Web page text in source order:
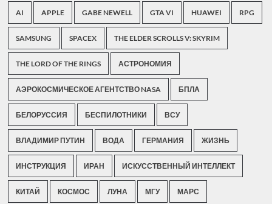
AI APPLE GABE NEWELL GTA VI HUAWEI RPG
SAMSUNG SPACEX THE ELDER SCROLLS V: SKYRIM
THE LORD OF THE RINGS АСТРОНОМИЯ
АЭРОКОСМИЧЕСКОЕ АГЕНТСТВО NASA БПЛА
БЕЛОРУССИЯ БЕСПИЛОТНИКИ ВСУ
ВЛАДИМИР ПУТИН ВОДА ГЕРМАНИЯ ЖИЗНЬ
ИНСТРУКЦИЯ ИРАН ИСКУССТВЕННЫЙ ИНТЕЛЛЕКТ
КИТАЙ КОСМОС ЛУНА МГУ МАРС